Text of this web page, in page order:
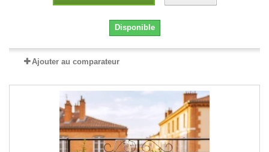
Disponible
Ajouter au comparateur